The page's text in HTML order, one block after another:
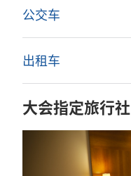
公交车
出租车
大会指定旅行社